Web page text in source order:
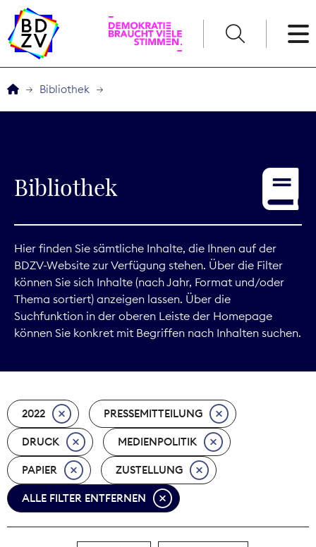
Service
Digitales
Kommunikation
Marktdaten
Nachhaltigkeit
Nachwuchs
Nova Award
Bibliothek
Bibliothek
Hier finden Sie sämtliche Inhalte, die Ihnen auf der
BDZV-Website zur Verfügung stehen. Über die Filter
können Sie sich Inhalte (nach Jahr, Format und/oder
Thema sortiert) anzeigen lassen. Über die
Suchfunktion in der oberen Leiste der Homepage
können Sie konkret mit Begriffen nach Inhalten suchen.
2022 PRESSEMITTEILUNG
DRUCK MEDIENPOLITIK
PAPIER ZUSTELLUNG
ALLE FILTER ENTFERNEN